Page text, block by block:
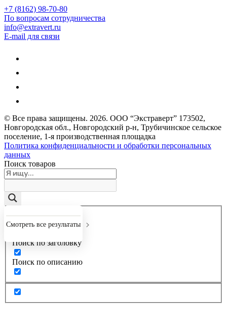
+7 (8162) 98-70-80
По вопросам сотрудничества
info@extravert.ru
E-mail для связи
© Все права защищены. 2026. ООО “Экстраверт” 173502,
Новгородская обл., Новгородский р-н, Трубичинское сельское
поселение, 1-я производственная площадка
Политика конфиденциальности и обработки персональных
данных
Поиск товаров
Смотреть все результаты
Точное совпадение
Поиск по заголовку
Поиск по описанию